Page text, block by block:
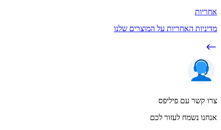
האחריות על המוצרים שלנו
עם פיליפס
נשמח לעזור לכם